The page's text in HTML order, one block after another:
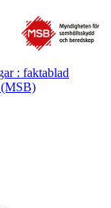
: faktablad
(MSB)